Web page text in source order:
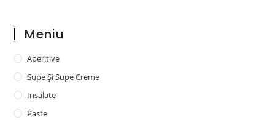
Meniu
Aperitive
Supe Și Supe Creme
Insalate
Paste